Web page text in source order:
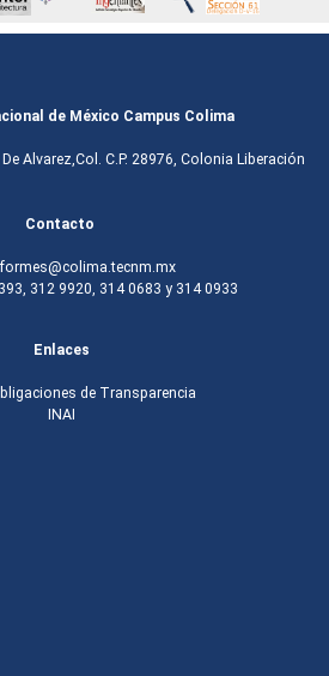
de México Campus Colima
Alvarez,Col. C.P. 28976, Colonia Liberación
Contacto
312 9920, 314 0683 y 314 0933
Enlaces
de Transparencia
INAI